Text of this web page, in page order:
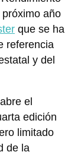
año
que se ha
referencia
y del
el
edición
limitado
de la